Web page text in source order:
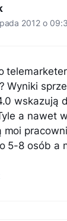
2012 o
Wyniki
wskazują
a nawet
moi
5-8 osób a